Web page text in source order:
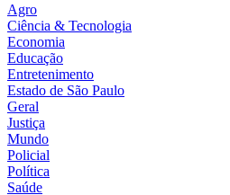
Agro
Ciência & Tecnologia
Economia
Educação
Entretenimento
Estado de São Paulo
Geral
Justiça
Mundo
Policial
Política
Saúde